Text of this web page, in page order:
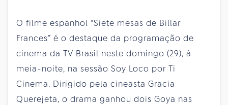
O filme espanhol “Siete mesas de Billar
Frances” é o destaque da programação de
cinema da TV Brasil neste domingo (29), à
meia-noite, na sessão Soy Loco por Ti
Cinema. Dirigido pela cineasta Gracia
Querejeta, o drama ganhou dois Goya nas